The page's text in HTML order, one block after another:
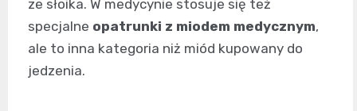
ze słoika. W medycynie stosuje się też
specjalne opatrunki z miodem medycznym,
ale to inna kategoria niż miód kupowany do
jedzenia.